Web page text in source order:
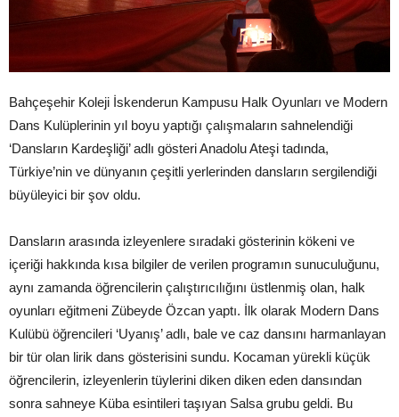
Bahçeşehir Koleji İskenderun Kampusu Halk Oyunları ve Modern
Dans Kulüplerinin yıl boyu yaptığı çalışmaların sahnelendiği
‘Dansların Kardeşliği’ adlı gösteri Anadolu Ateşi tadında,
Türkiye’nin ve dünyanın çeşitli yerlerinden dansların sergilendiği
büyüleyici bir şov oldu.
Dansların arasında izleyenlere sıradaki gösterinin kökeni ve
içeriği hakkında kısa bilgiler de verilen programın sunuculuğunu,
aynı zamanda öğrencilerin çalıştırıcılığını üstlenmiş olan, halk
oyunları eğitmeni Zübeyde Özcan yaptı. İlk olarak Modern Dans
Kulübü öğrencileri ‘Uyanış’ adlı, bale ve caz dansını harmanlayan
bir tür olan lirik dans gösterisini sundu. Kocaman yürekli küçük
öğrencilerin, izleyenlerin tüylerini diken diken eden dansından
sonra sahneye Küba esintileri taşıyan Salsa grubu geldi. Bu